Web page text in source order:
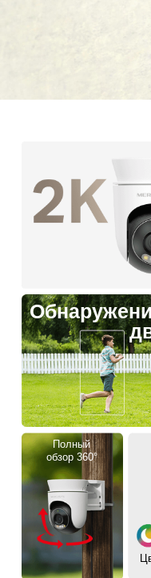
не требуется, чтобы
Полный
обзор 360°